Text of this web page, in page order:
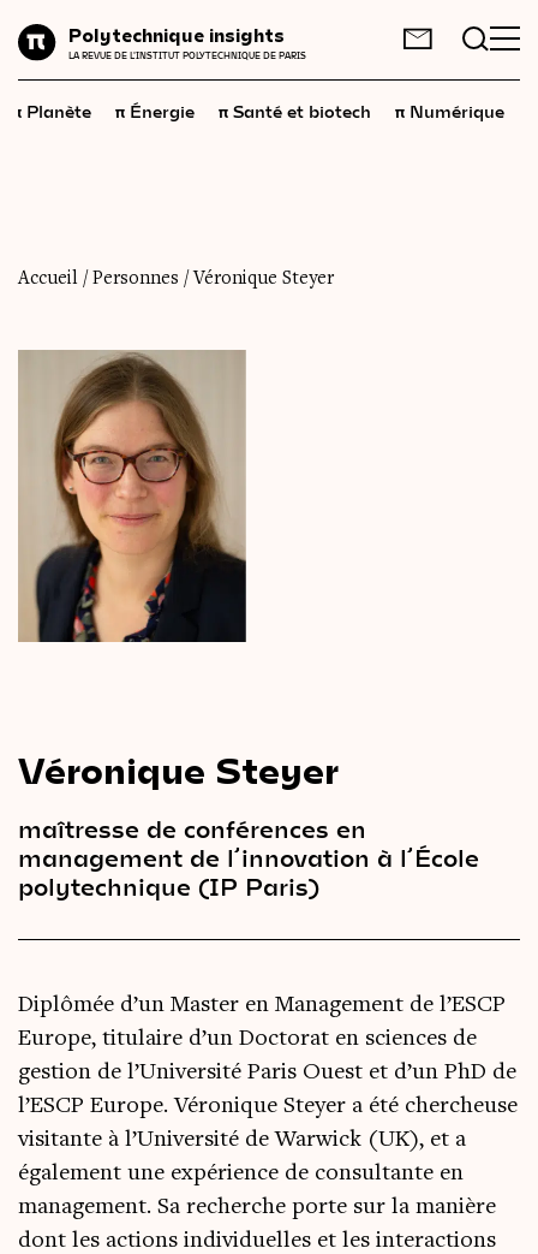
Polytechnique insights
LA REVUE DE L'INSTITUT POLYTECHNIQUE DE PARIS
Énergie
Santé
et biotech
Économie
Science et technologies
Société
Géopolitique
Neurosciences
Le
magazine
Vidéos &
FR EN
π Planète π Énergie π Santé et biotech π Numérique
Accueil / Personnes / Véronique Steyer
Véronique Steyer
maîtresse de conférences en
management de l’innovation à l’École
polytechnique (IP Paris)
Diplômée d’un Master en Management de l’ESCP
Europe, titulaire d’un Doctorat en sciences de
gestion de l’Université Paris Ouest et d’un PhD de
l’ESCP Europe. Véronique Steyer a été chercheuse
visitante à l’Université de Warwick (UK), et a
également une expérience de consultante en
management. Sa recherche porte sur la manière
dont les actions individuelles et les interactions